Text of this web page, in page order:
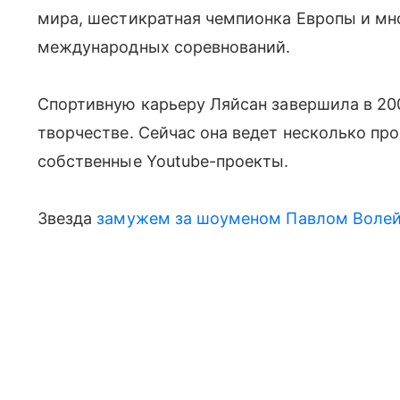
мира, шестикратная чемпионка Европы и
международных соревнований.
Спортивную карьеру Ляйсан завершила в
творчестве. Сейчас она ведет несколько
собственные Youtube-проекты.
Звезда замужем за шоуменом Павлом